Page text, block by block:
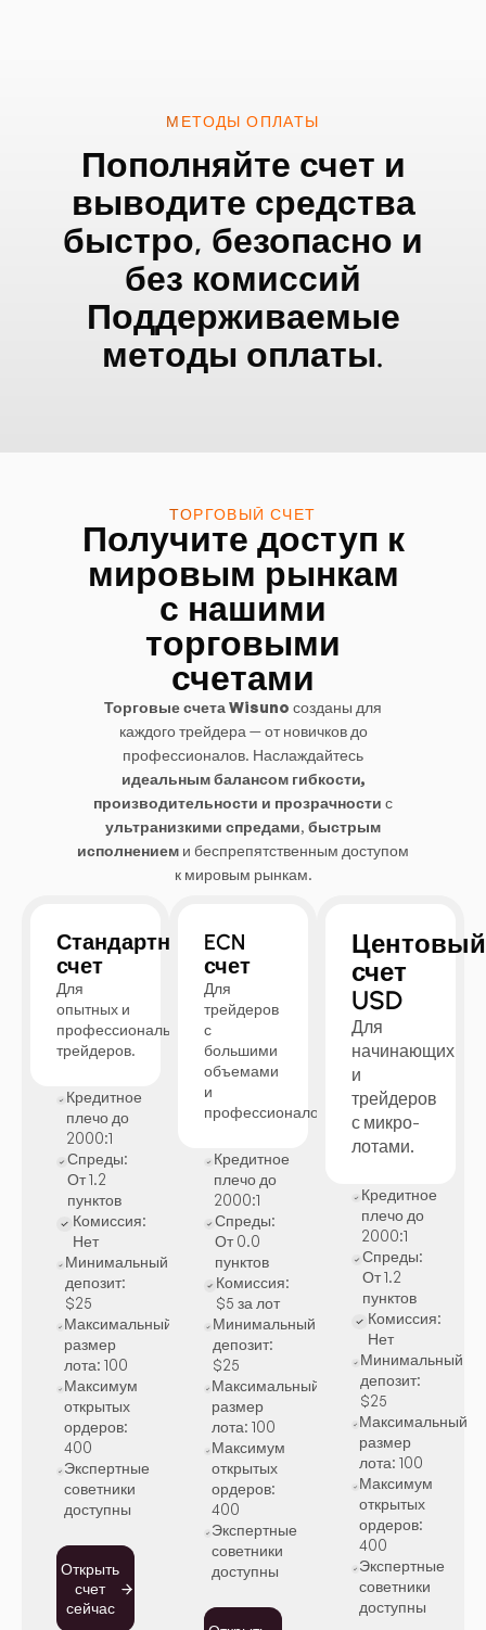
МЕТОДЫ ОПЛАТЫ
Пополняйте счет и
выводите средства
быстро, безопасно и
без комиссий
Поддерживаемые
методы оплаты.
ТОРГОВЫЙ СЧЕТ
Получите доступ к
мировым рынкам
с нашими
торговыми
счетами
Торговые счета Wisuno созданы для
каждого трейдера — от новичков до
профессионалов. Наслаждайтесь
идеальным балансом гибкости,
производительности и прозрачности с
ультранизкими спредами, быстрым
исполнением и беспрепятственным доступом
к мировым рынкам.
Стандартный
счет
Для
опытных и
профессиональных
трейдеров.
Кредитное
плечо до
2000:1
Спреды:
От 1.2
пунктов
Комиссия:
Нет
Минимальный
депозит:
$25
Максимальный
размер
лота: 100
Максимум
открытых
ордеров:
400
Экспертные
советники
доступны
Открыть
счет
сейчас
ECN
счет
Для
трейдеров
с
большими
объемами
и
профессионалов.
Кредитное
плечо до
2000:1
Спреды:
От 0.0
пунктов
Комиссия:
$5 за лот
Минимальный
депозит:
$25
Максимальный
размер
лота: 100
Максимум
открытых
ордеров:
400
Экспертные
советники
доступны
Центовый
счет
USD
Для
начинающих
и
трейдеров
с микро-
лотами.
Кредитное
плечо до
2000:1
Спреды:
От 1.2
пунктов
Комиссия:
Нет
Минимальный
депозит:
$25
Максимальный
размер
лота: 100
Максимум
открытых
ордеров:
400
Экспертные
советники
доступны